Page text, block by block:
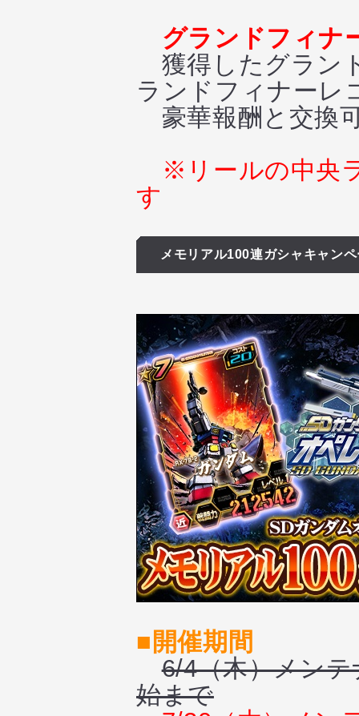
グランドフィナ
獲得したグラン
ランドフィナーレ
豪華報酬と交換
※リールの中央
す
メモリアル100連ガシャキャン
■開催期間
6/4（木）メン
始まで